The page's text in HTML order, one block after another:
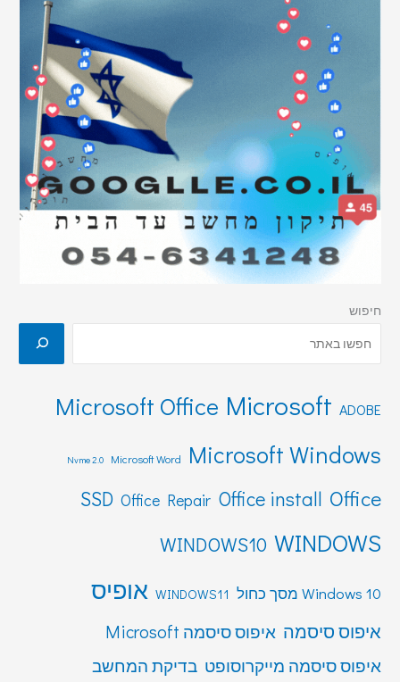
חיפוש
ADOBE
Microsoft
Microsoft Office
Microsoft Windows
Microsoft Word
Nvme 2.0
Office
Office install
Office Repair
SSD
WINDOWS
WINDOWS10
Windows 10 מסך כחול WINDOWS11 אופיס
איפוס סיסמה איפוס סיסמה Microsoft
איפוס סיסמה מייקרוסופט בדיקת המחשב